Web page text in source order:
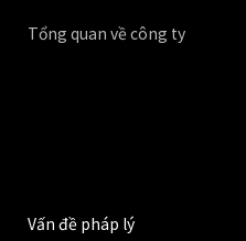
Tổng quan về công ty
Vấn đề pháp lý